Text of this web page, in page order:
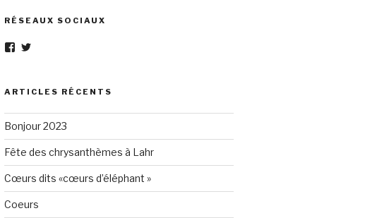
RÉSEAUX SOCIAUX
Voir
Eléphant-
160596147294205
sur
Facebook
Voir
elephantgris
Twitter
ARTICLES RÉCENTS
Bonjour 2023
Fête des chrysanthèmes à Lahr
Cœurs dits «cœurs d’éléphant »
Coeurs